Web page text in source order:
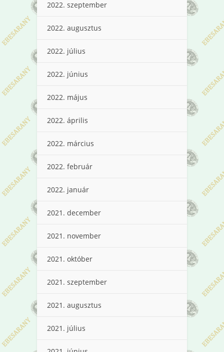
2022. szeptember
2022. augusztus
2022. július
2022. június
2022. május
2022. április
2022. március
2022. február
2022. január
2021. december
2021. november
2021. október
2021. szeptember
2021. augusztus
2021. július